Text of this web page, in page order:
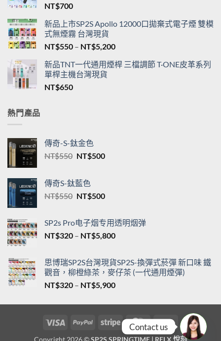
NT$700
新品上市SP2S Apollo 12000口拋棄式電子煙 雙模
式無煙霧 台灣現貨
NT$550 – NT$5,200價
範
新品TNT一代通用煙桿 三檔調節 T·ONE皮革系列
單桿主機台灣現貨
NT$650
熱門產品
傳奇-S-鈦金色
NT$550 原
格：
NT$550。
NT$500目
NT$500。
傳奇S-鈦藍色
NT$550 原
格：
NT$550。
NT$500目
格：
NT$500。
SP2s Pro电子烟专用透明烟弹
NT$320 – NT$5,800價
圍：
NT$320
到
思博瑞SP2S台灣現貨SP2S-換彈式菸彈 新口味 鐵
觀音，柳橙綠茶，麥仔茶 (一代通用煙彈)
NT$320 – NT$5,900價
範
NT$320
到
Visa PayPal Stripe MasterCardCash
On
Contact us